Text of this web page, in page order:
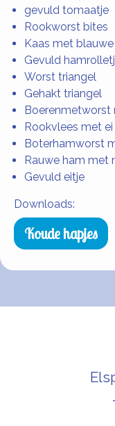
gevuld tomaatje
Rookworst bites
Kaas met
Gevuld
Worst triangel
Gehakt triangel
Boerenmetworst
Rookvlees met ei
Boterhamworst
Rauwe ham met
Gevuld eitje
Downloads:
Koude hapjes